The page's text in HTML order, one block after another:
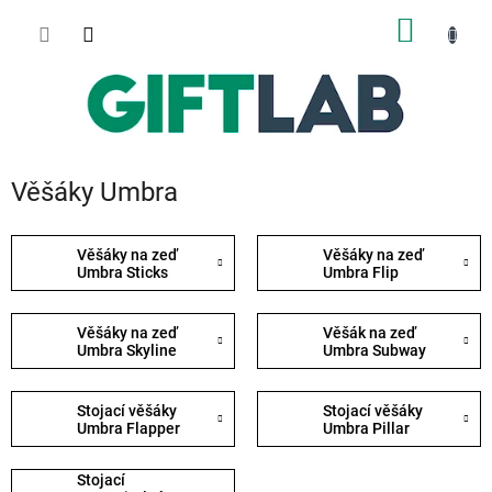
Věšáky Umbra
Věšáky na zeď
Umbra Sticks
Věšáky na zeď
Umbra Flip
Věšáky na zeď
Umbra Skyline
Věšák na zeď
Umbra Subway
Stojací věšáky
Umbra Flapper
Stojací věšáky
Umbra Pillar
Stojací